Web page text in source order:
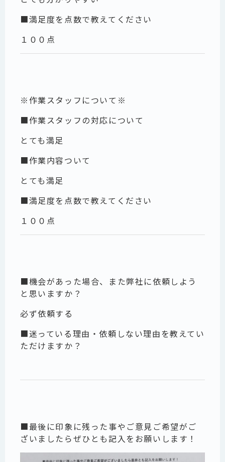
■満足度を点数で教えてください
１００点
※作業スタッフについて※
■作業スタッフの対応について
とても満足
■作業内容ついて
とても満足
■満足度を点数で教えてください
１００点
■機会があった場合、また弊社に依頼しよう
と思いますか？
必ず依頼する
■迷っている理由・依頼しない理由を教えてい
ただけますか？
■最後に印象に残った事やご意見ご希望がご
ざいましたらぜひとも記入をお願いします！